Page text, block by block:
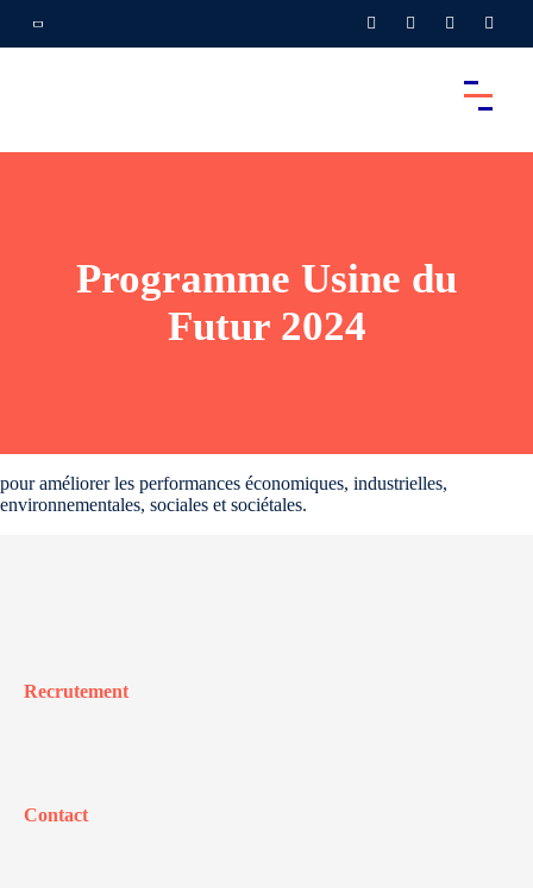
Programme Usine du
Futur 2024
pour améliorer les performances économiques, industrielles,
environnementales, sociales et sociétales.
Recrutement
Contact